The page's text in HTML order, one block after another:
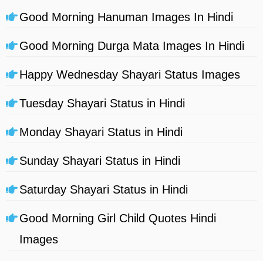
Good Morning Hanuman Images In Hindi
Good Morning Durga Mata Images In Hindi
Happy Wednesday Shayari Status Images
Tuesday Shayari Status in Hindi
Monday Shayari Status in Hindi
Sunday Shayari Status in Hindi
Saturday Shayari Status in Hindi
Good Morning Girl Child Quotes Hindi
Images